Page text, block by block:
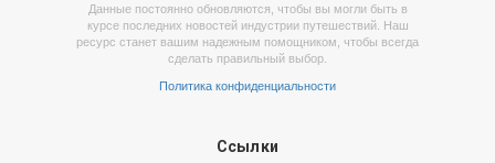
Данные постоянно обновляются, чтобы вы могли быть в
курсе последних новостей индустрии путешествий. Наш
ресурс станет вашим надежным помощником, чтобы всегда
сделать правильный выбор.
Политика конфиденциальности
Ссылки